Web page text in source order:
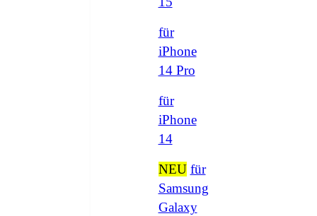
für
iPhone
14 Pro
für
iPhone
14
NEU für
Samsung
Galaxy